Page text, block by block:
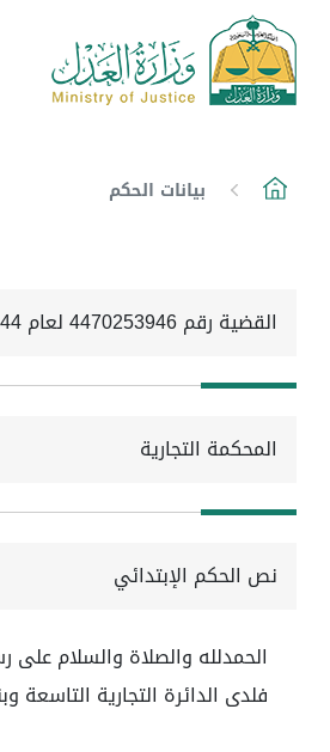
بيانات الحكم
القضية رقم 4470253946 لعام 1444ه
المحكمة التجارية
نص الحكم الإبتدائي
الحمدلله والصلاة والسلام على
فلدى الدائرة التجارية التاسعة وبناء على